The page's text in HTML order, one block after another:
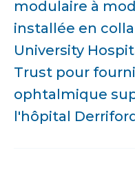
modulaire à
installée en
University
Trust pour
ophtalmique
l'hôpital